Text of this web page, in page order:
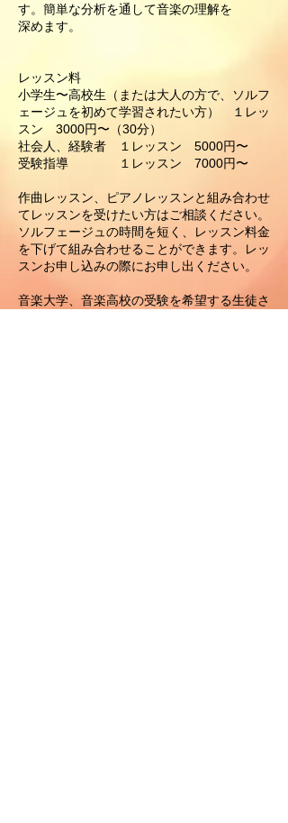
す。簡単な分析を通して音楽の理解を
深めます。
レッスン料
小学生〜高校生（または大人の方で、ソルフ
ェージュを初めて学習されたい方） １レッ
スン 3000円〜（30分）
社会人、経験者 １レッスン 5000円〜
受験指導 １レッスン 7000円〜
作曲レッスン、ピアノレッスンと組み合わせ
てレッスンを受けたい方はご相談ください。
​ソルフェージュの時間を短く、レッスン料金
を下げて組み合わせることができます。レッ
スンお申し込みの際にお申し出ください。
音楽大学、音楽高校の受験を希望する生徒さ